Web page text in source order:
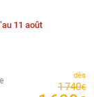
11 août
dès
1740€